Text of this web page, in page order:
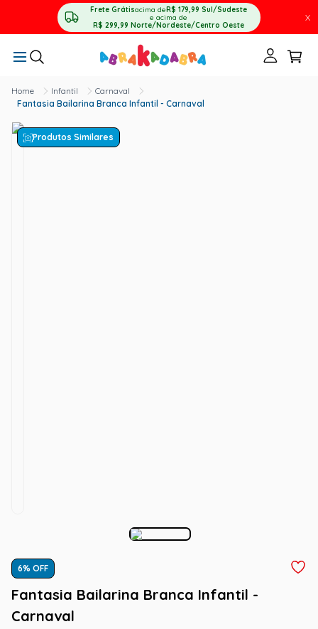
Frete Grátisacima deR$ 179,99 Sul/Sudeste
e acima de
R$ 299,99 Norte/Nordeste/Centro Oeste
X
Infantil
Carnaval
Fantasia Bailarina Branca Infantil - Carnaval
Produtos Similares
6% OFF
Fantasia Bailarina Branca Infantil -
Carnaval